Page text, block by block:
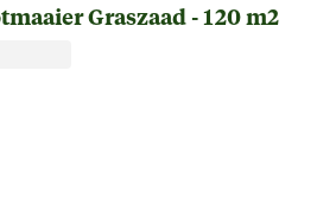
Graszaad - 120 m2